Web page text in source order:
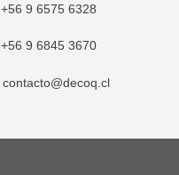
+56 9 6575 6328
+56 9 6845 3670
contacto@decoq.cl